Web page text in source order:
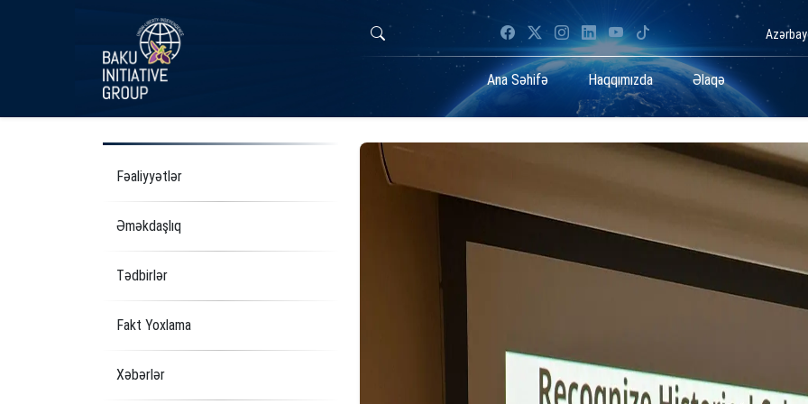
Ana Səhifə Haqqımızda Əlaqə
Fəaliyyətlər
Əməkdaşlıq
Tədbirlər
Fakt Yoxlama
Xəbərlər